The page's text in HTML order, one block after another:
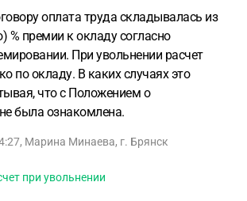
оплата труда складывалась из
% премии к окладу согласно
При увольнении расчет
по окладу. В каких случаях это
что с Положением о
была ознакомлена.
, Марина Минаева, г. Брянск
при увольнении